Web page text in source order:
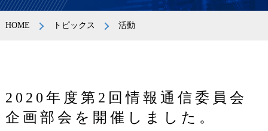
HOME トピックス 活動
2020年度第2回情報通信委員会
企画部会を開催しました。